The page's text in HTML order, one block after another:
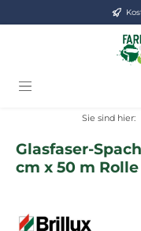
Zum Hauptinhalt
Sie sind hier:
Glasfaser-
cm x 50 m Rolle